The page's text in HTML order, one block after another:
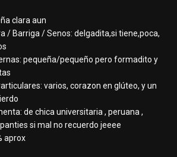
clara aun
/ Barriga / Senos: delgadita,si tiene,poca,
pequeña/pequeño pero formadito y
varios, corazon en glúteo, y un
de chica universitaria , peruana ,
si mal no recuerdo jeeee
aprox